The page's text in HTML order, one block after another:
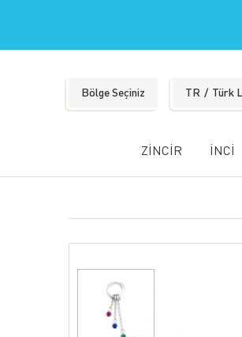
Bölge Seçiniz TR Türk
ZİNCİR İNCİ